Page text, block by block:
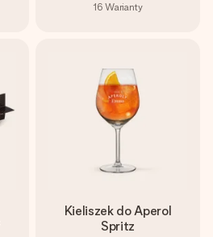
16 Warianty
Kieliszek do Aperol
Spritz